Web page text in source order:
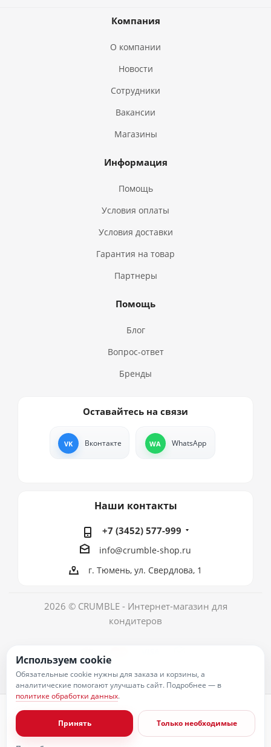
Компания
О компании
Новости
Сотрудники
Вакансии
Магазины
Информация
Помощь
Условия оплаты
Условия доставки
Гарантия на товар
Партнеры
Помощь
Блог
Вопрос-ответ
Бренды
Оставайтесь на связи
Вконтакте WhatsApp
Наши контакты
+7 (3452) 577-999
info@crumble-shop.ru
г. Тюмень, ул. Свердлова, 1
2026 © CRUMBLE - Интернет-магазин для
кондитеров
Согласие на обработку персональных данных
Публичная оферта
Пользовательское соглашение
Условия оплаты
Используем cookie
Обязательные cookie нужны для заказа и корзины, а
аналитические помогают улучшать сайт. Подробнее — в
политике обработки данных.
Принять Только необходимые